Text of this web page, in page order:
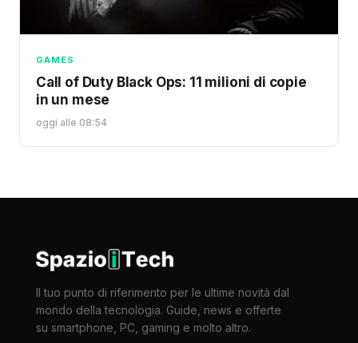
GAMES
Call of Duty Black Ops: 11 milioni di copie
in un mese
oggi alle 08:54
Il tuo punto di riferimento per le ultime novità dal
mondo della tecnologia. Guide, news e offerte
su smartphone, PC, gaming e molto altro.